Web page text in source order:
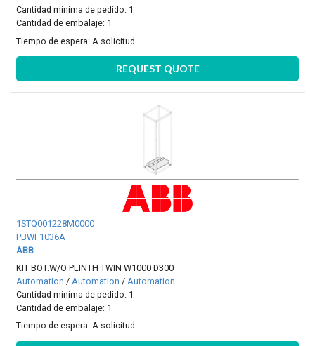
Cantidad mínima de pedido: 1
Cantidad de embalaje: 1
Tiempo de espera: A solicitud
REQUEST QUOTE
1STQ001228M0000
PBWF1036A
ABB
KIT BOT.W/O PLINTH TWIN W1000 D300
Automation / Automation / Automation
Cantidad mínima de pedido: 1
Cantidad de embalaje: 1
Tiempo de espera:A solicitud